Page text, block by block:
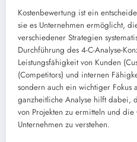
Kostenbewertung ist ein
sie es Unternehmen ermöglicht,
verschiedener Strategien
Durchführung des 4-C-Analyse-
Leistungsfähigkeit von Kunden
(Competitors) und internen
sondern auch ein wichtiger Fokus
ganzheitliche Analyse hilft dabei,
von Projekten zu ermitteln und
Unternehmen zu verstehen.